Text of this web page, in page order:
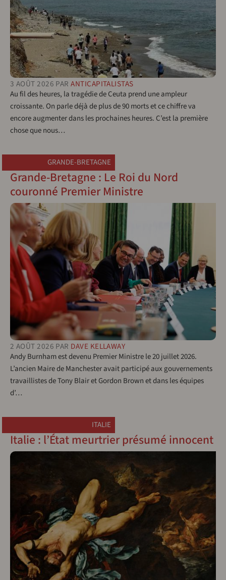
3 AOÛT 2026 PARANTICAPITALISTAS
Au fil des heures, la tragédie de Ceuta prend une ampleur
croissante. On parle déjà de plus de 90 morts et ce chiffre va
encore augmenter dans les prochaines heures. C’est la première
chose que nous…
GRANDE-BRETAGNE
Grande-Bretagne : Le Roi du Nord
couronné Premier Ministre
2 AOÛT 2026 PAR DAVE KELLAWAY
Andy Burnham est devenu Premier Ministre le 20 juillet 2026.
L’ancien Maire de Manchester avait participé aux gouvernements
travaillistes de Tony Blair et Gordon Brown et dans les équipes
d’…
ITALIE
Italie : l’État meurtrier présumé innocent